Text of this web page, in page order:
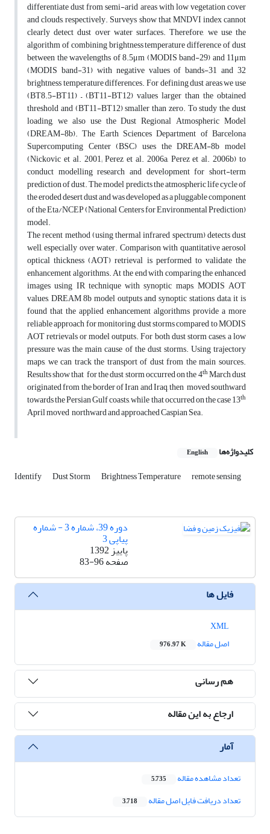
differentiate dust from semi-arid areas with low vegetation cover
and clouds, respectively. Surveys show that MNDVI index cannot
clearly detect dust over water surfaces. Therefore, we use the
algorithm of combining brightness temperature difference of dust
between the wavelengths of 8.5μm (MODIS band-29) and 11μm
(MODIS band-31) with negative values of bands-31 and 32
brightness temperature differences. For defining dust areas we use
(BT8.5-BT11) – (BT11-BT12) values larger than the obtained
threshold and (BT11-BT12) smaller than zero. To study the dust
loading, we also use the Dust Regional Atmospheric Model
(DREAM-8b). The Earth Sciences Department of Barcelona
Supercomputing Center (BSC) uses the DREAM-8b model
(Nickovic et al. 2001; Perez et al. 2006a, Perez et al. 2006b) to
conduct modelling research and development for short-term
prediction of dust. The model predicts the atmospheric life cycle of
the eroded desert dust and was developed as a pluggable component
of the Eta/NCEP (National Centers for Environmental Prediction)
model.
The recent method (using thermal infrared spectrum) detects dust
well, especially over water. Comparison with quantitative aerosol
optical thickness (AOT) retrieval is performed to validate the
enhancement algorithms. At the end with comparing the enhanced
images using IR technique with synoptic maps, MODIS AOT
values, DREAM 8b model outputs and synoptic stations data, it is
found that the applied enhancement algorithms provide a more
reliable approach for monitoring dust storms compared to MODIS
AOT retrievals or model outputs. For both dust storm cases, a low
pressure was the main cause of the dust storms. Using trajectory
maps, we can track the transport of dust from the main sources.
Results show that for the dust storm occurred on the 4thMarch dust
originated from the border of Iran and Iraq, then moved southward
towards the Persian Gulf coasts, while that occurred on the case 13th
April moved northward and approached Caspian Sea.
کلیدواژه‌ها English
Identify Dust Storm Brightness Temperature remote sensing
دوره 39، شماره 3 - شماره
پیاپی 3
پاییز 1392
صفحه83-96
فایل ها
اصل مقاله
976.97 K
هم رسانی
ارجاع به این مقاله
آمار
تعداد مشاهده مقاله 5,735
تعداد دریافت فایل اصل مقاله 3,718